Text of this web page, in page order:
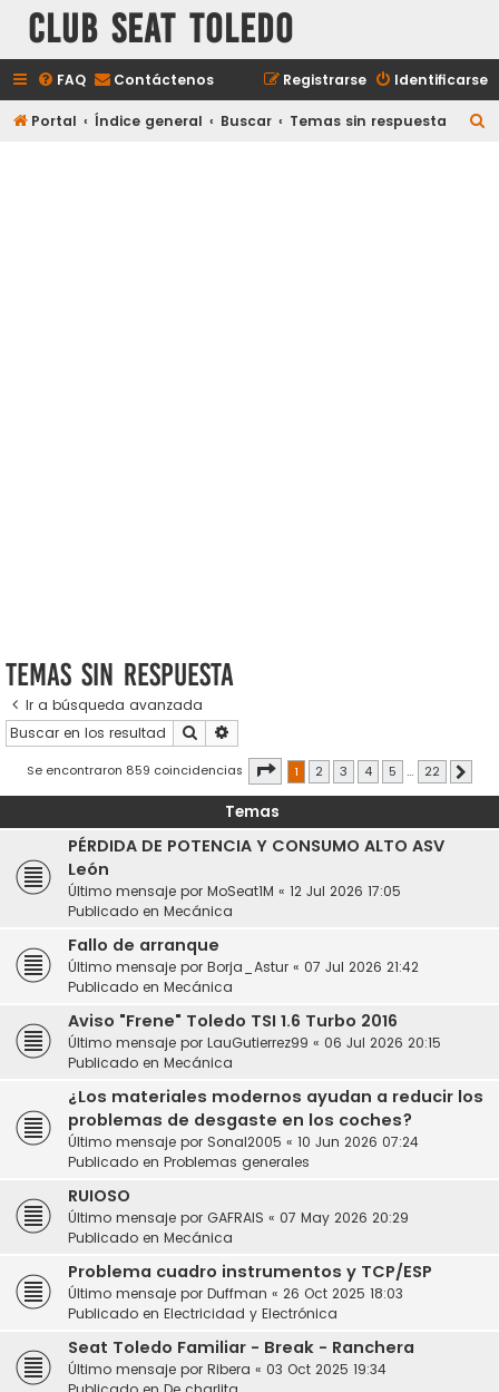
Club Seat Toledo
FAQ Contáctenos Identificarse
Registrarse
Portal Índice general Buscar Temas sin respuesta
Temas sin respuesta
Ir a búsqueda avanzada
Buscar
Se encontraron 859 coincidencias Página de 22
1 2 3 4 5 … 22
Temas
PÉRDIDA DE POTENCIA Y CONSUMO ALTO ASV
León
Último mensaje por MoSeat1M « 12 Jul 2026 17:05
Publicado en Mecánica
Fallo de arranque
Último mensaje por Borja_Astur « 07 Jul 2026 21:42
Publicado en Mecánica
Aviso "Frene" Toledo TSI 1.6 Turbo 2016
Último mensaje por LauGutierrez99 « 06 Jul 2026 20:15
Publicado en Mecánica
¿Los materiales modernos ayudan a reducir los
problemas de desgaste en los coches?
Último mensaje por Sonal2005 « 10 Jun 2026 07:24
Publicado en Problemas generales
RUIOSO
Último mensaje por GAFRAIS « 07 May 2026 20:29
Publicado en Mecánica
Problema cuadro instrumentos y TCP/ESP
Último mensaje por Duffman « 26 Oct 2025 18:03
Publicado en Electricidad y Electrónica
Seat Toledo Familiar - Break - Ranchera
Último mensaje por Ribera « 03 Oct 2025 19:34